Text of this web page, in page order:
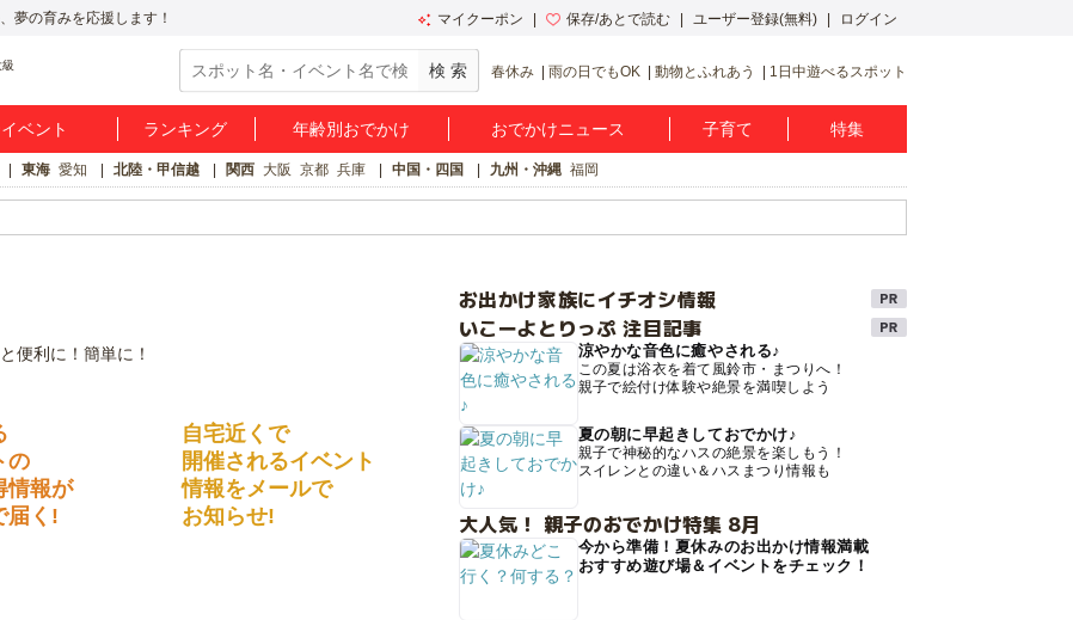
夢の育みを応援します！ マイクーポン 保存/あとで読む ユーザー登録(無料) ログイン
春休み 雨の日でもOK 動物とふれあう 1日中遊べるスポット
ベント ランキング 年齢別おでかけ おでかけニュース 子育て 特集
東海 愛知 北陸・甲信越 関西 大阪 京都 兵庫 中国・四国 九州・沖縄 福岡
の
情報が
届く!
自宅近くで
開催されるイベント
情報をメールで
お知らせ!
お出かけ家族にイチオシ情報
いこーよとりっぷ 注目記事
涼やかな音色に癒やされる♪
この夏は浴衣を着て風鈴市・まつりへ！
親子で絵付け体験や絶景を満喫しよう
夏の朝に早起きしておでかけ♪
親子で神秘的なハスの絶景を楽しもう！
スイレンとの違い＆ハスまつり情報も
大人気！ 親子のおでかけ特集 8月
今から準備！夏休みのお出かけ情報満載
おすすめ遊び場＆イベントをチェック！